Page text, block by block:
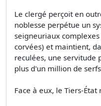
Le clergé perçoit en
noblesse perpétue un
seigneuriaux
corvées) et maintient,
reculées, une servitude
plus d'un million de
Face à eux, le Tiers-